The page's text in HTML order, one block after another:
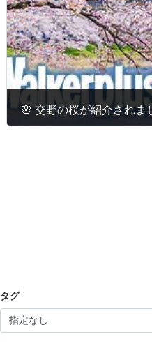
🌸 交野の桜が紹介されま
タグ